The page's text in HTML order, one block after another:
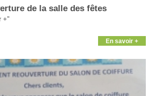
de la salle des fêtes
+"
En savoir +